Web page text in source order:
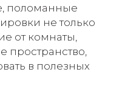
поломанные
не только
от комнаты,
пространство,
в полезных